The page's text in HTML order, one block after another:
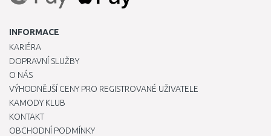
INFORMACE
KARIÉRA
DOPRAVNÍ SLUŽBY
O NÁS
VÝHODNĚJŠÍ CENY PRO REGISTROVANÉ UŽIVATELE
KAMODY KLUB
KONTAKT
OBCHODNÍ PODMÍNKY